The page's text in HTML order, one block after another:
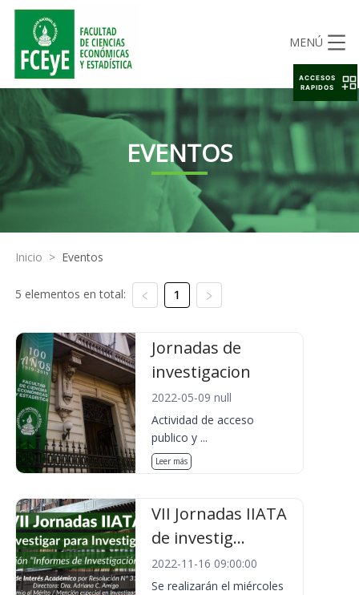
MENÚ
EVENTOS
Inicio > Eventos
5 elementos en total: 1
Jornadas de
investigacion
2022-05-09 null
Actividad de acceso
publico y ...
Leer más
VII Jornadas IIATA
de investig...
2022-11-16 09:00:00
Se realizarán el miércoles
ACCESOS
RAPIDOS